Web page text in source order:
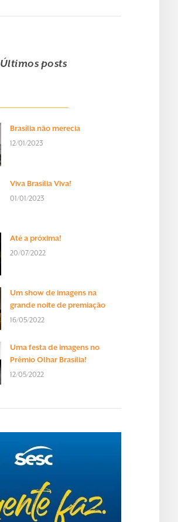
Últimos posts
Brasília não merecia
12/01/2023
Viva Brasília Viva!
01/01/2023
Até a próxima!
20/07/2022
Um show de imagens na
grande noite de premiação
16/05/2022
Uma festa de imagens no
Prêmio Olhar Brasília!
12/05/2022